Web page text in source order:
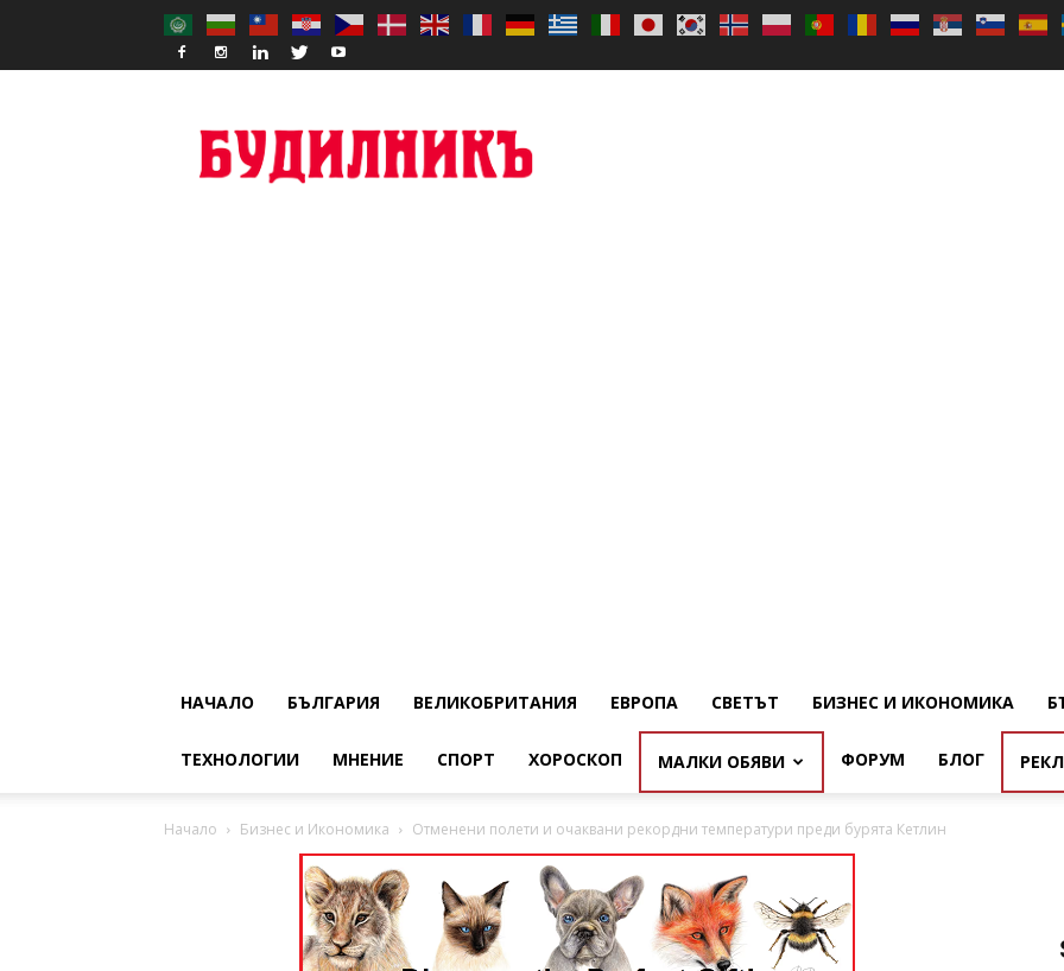
НАЧАЛО БЪЛГАРИЯ ВЕЛИКОБРИТАНИЯ ЕВРОПА СВЕТЪТ БИЗНЕС И ИКОНОМИКА
ТЕХНОЛОГИИ МНЕНИЕ СПОРТ ХОРОСКОП МАЛКИ ОБЯВИ ФОРУМ БЛОГ
Начало Бизнес и Икономика Отменени полети и очаквани рекордни температури преди бурята Кетлин